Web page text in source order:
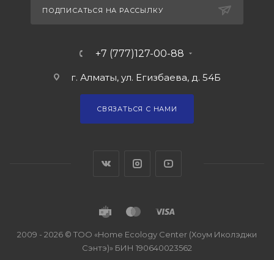
ПОДПИСАТЬСЯ НА РАССЫЛКУ
+7 (777)127-00-88
г. Алматы, ул. Егизбаева, д. 54Б
СВЯЗАТЬСЯ С НАМИ
2009 - 2026 © ТОО «Home Ecology Center (Хоум Иколэджи
Сэнтэ)» БИН 190640023562